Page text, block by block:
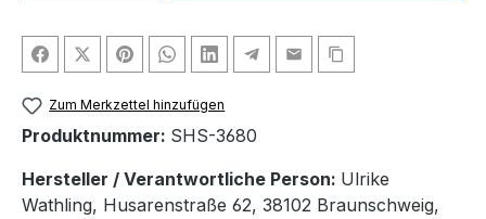
Zum Merkzettel hinzufügen
Produktnummer: SHS-3680
Hersteller / Verantwortliche Person: Ulrike
Wathling, Husarenstraße 62, 38102 Braunschweig,